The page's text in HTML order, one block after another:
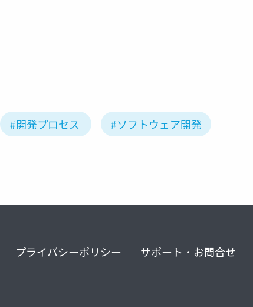
#開発プロセス #ソフトウェア開発
プライバシーポリシー サポート・お問合せ